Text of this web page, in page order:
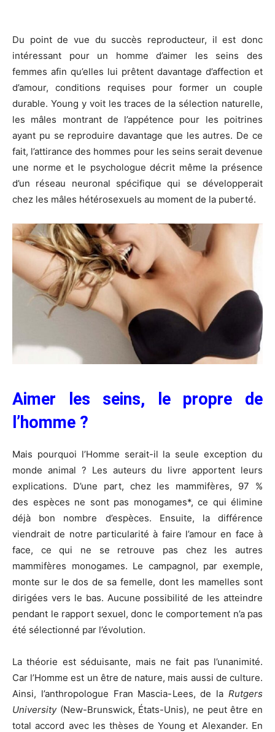
Du point de vue du succès reproducteur, il est donc
intéressant pour un homme d’aimer les seins des
femmes afin qu’elles lui prêtent davantage d’affection et
d’amour, conditions requises pour former un couple
durable. Young y voit les traces de la sélection naturelle,
les mâles montrant de l’appétence pour les poitrines
ayant pu se reproduire davantage que les autres. De ce
fait, l’attirance des hommes pour les seins serait devenue
une norme et le psychologue décrit même la présence
d’un réseau neuronal spécifique qui se développerait
chez les mâles hétérosexuels au moment de la puberté.
Aimer les seins, le propre de
l’homme ?
Mais pourquoi l’Homme serait-il la seule exception du
monde animal ? Les auteurs du livre apportent leurs
explications. D’une part, chez les mammifères, 97 %
des espèces ne sont pas monogames*, ce qui élimine
déjà bon nombre d’espèces. Ensuite, la différence
viendrait de notre particularité à faire l’amour en face à
face, ce qui ne se retrouve pas chez les autres
mammifères monogames. Le campagnol, par exemple,
monte sur ledos de sa femelle, dont les mamelles sont
dirigées vers le bas. Aucune possibilité de les atteindre
pendant le rapport sexuel, donc le comportement n’a pas
été sélectionné par l’évolution.
La théorie est séduisante, mais ne fait pas l’unanimité.
Car l’Homme est un être de nature, mais aussi de culture.
Ainsi, l’anthropologue Fran Mascia-Lees, de la Rutgers
University(New-Brunswick, États-Unis), ne peut être en
total accord avec les thèses de Young et Alexander. En